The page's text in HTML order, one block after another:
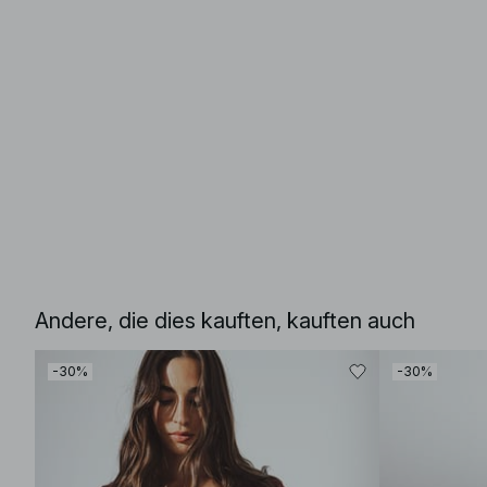
Andere, die dies kauften, kauften auch
-30% -30%